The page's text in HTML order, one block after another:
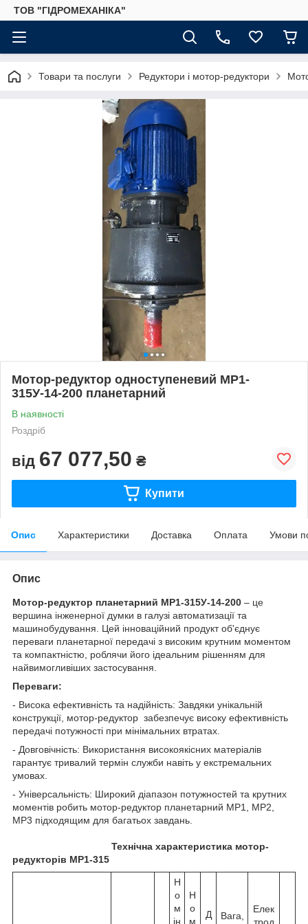
ТОВ "ГІДРОМЕХАНІКА"
Товари та послуги Редуктори і мотор-редуктори
Мотор-редуктор одноступеневий МР1-
315У-14-200 планетарний
В наявності
Роздріб
від 67 077,50 ₴
Купити
Опис Характеристики Доставка Оплата Умови
Опис
Мотор-редуктор планетарний МР1-315У-14-200 – це
вершина інженерної думки в галузі автоматизації та
машинобудування. Цей інноваційний продукт об'єднує
переваги планетарної передачі з високим крутним моментом
та компактністю, роблячи його ідеальним рішенням для
найвимогливіших застосування.
Переваги:
- Висока ефективність та надійність: Завдяки унікальній
конструкції, мотор-редуктор забезпечує високу ефективність
передачі потужності при мінімальних втратах.
- Довговічність: Використання високоякісних матеріалів
гарантує тривалий термін служби навіть у екстремальних
умовах.
- Універсальність: Широкий діапазон потужностей та крутних
моментів робить мотор-редуктор планетарний МР1, МР2,
МР3 підходящим для багатьох завдань.
Технічна характеристика мотор-
редукторів МР1-315
Н
о
м
ін
Н
о
м
Д
Вага,
Елек
трод